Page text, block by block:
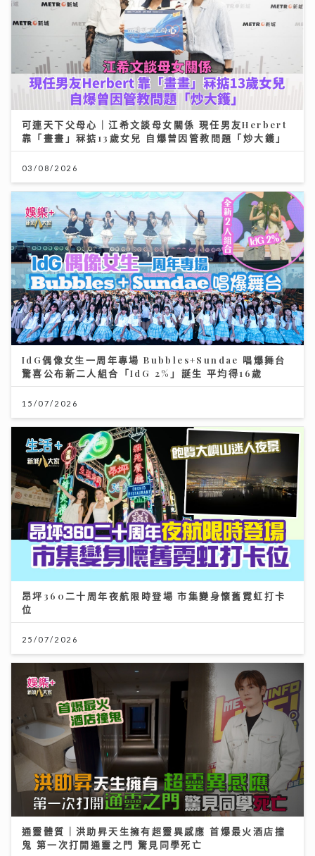
可連天下父母心｜江希文談母女關係 現任男友Herbert
靠「畫畫」冧掂13歲女兒 自爆曾因管教問題「炒大鑊」
03/08/2026
IdG偶像女生一周年專場 Bubbles+Sundae 唱爆舞台
驚喜公布新二人組合「IdG 2%」誕生 平均得16歲
15/07/2026
昂坪360二十周年夜航限時登場 市集變身懷舊霓虹打卡
位
25/07/2026
通靈體質｜洪助昇天生擁有超靈異感應 首爆最火酒店撞
鬼 第一次打開通靈之門 驚見同學死亡